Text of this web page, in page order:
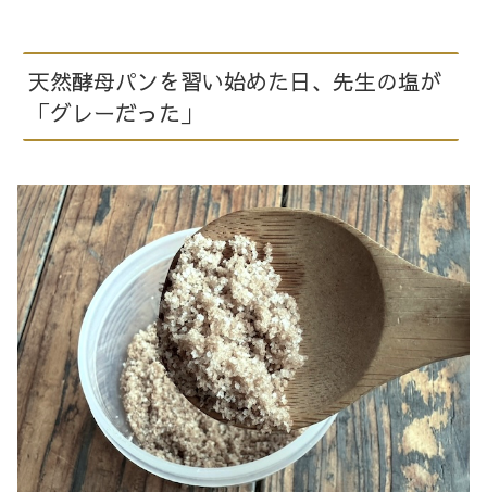
天然酵母パンを習い始めた日、先生の塩が
「グレーだった」